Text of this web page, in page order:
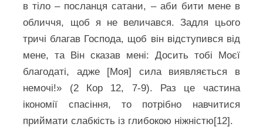
в тіло – посланця сатани, – аби бити мене в
обличчя, щоб я не величався. Задля цього
тричі благав Господа, щоб він відступився від
мене, та Він сказав мені: Досить тобі Моєї
благодаті, адже [Моя] сила виявляється в
немочі!» (2 Кор 12, 7-9). Раз це частина
ікономії спасіння, то потрібно навчитися
приймати слабкість із глибокою ніжністю[12].